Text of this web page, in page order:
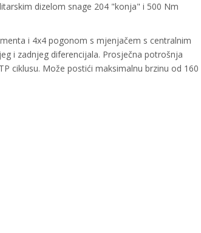
dizelom snage 204 "konja" i 500 Nm
i 4x4 pogonom s mjenjačem s centralnim
i zadnjeg diferencijala. Prosječna potrošnja
ciklusu. Može postići maksimalnu brzinu od 160